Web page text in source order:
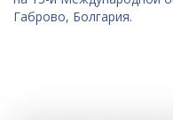
Габрово, Болгария.